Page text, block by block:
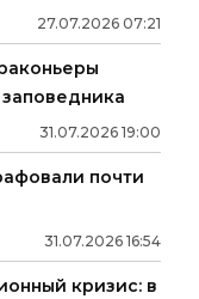
27.07.2026 07:21
31.07.2026 19:00
почти
31.07.2026 16:54
кризис: в